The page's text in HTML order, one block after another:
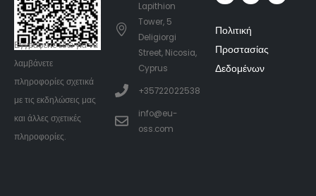
Εγγραφείτεεδώγια να
λαμβάνετε
πληροφορίες σχετικά
με τις εκδηλώσεις μας
και άλλες σχετικές
πληροφορίες.
Lapithion
Tower, 5
Deligiorgi
Street, Nicosia,
Cyprus
+35722022538
info@eu-
oss.com
Πολιτική
Προστασίας
Δεδομένων